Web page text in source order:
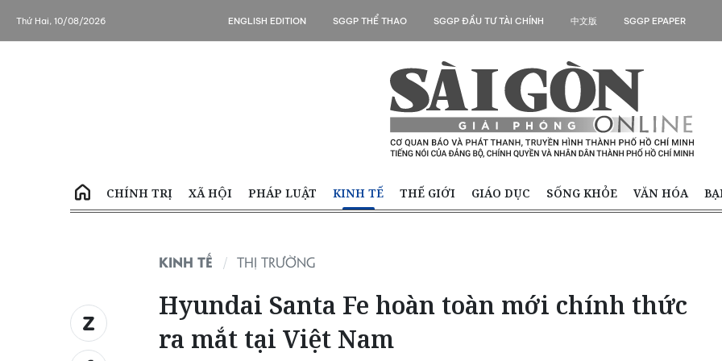
Thứ Hai, 10/08/2026 ENGLISH EDITION SGGP THỂ THAO SGGP ĐẦU TƯ TÀI CHÍNH 中文版 SGGP EPAPER
CHÍNH TRỊ XÃ HỘI PHÁP LUẬT KINH TẾ THẾ GIỚI GIÁO DỤC SỐNG KHỎE VĂN HÓA
KINH TẾ THỊ TRƯỜNG
Hyundai Santa Fe hoàn toàn mới chính thức
ra mắt tại Việt Nam